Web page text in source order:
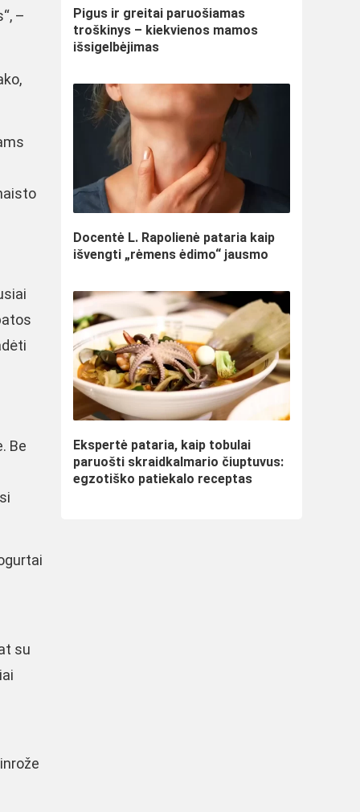
–
Be
su
Pigus ir greitai paruošiamas
troškinys – kiekvienos mamos
išsigelbėjimas
Docentė L. Rapolienė pataria kaip
išvengti „rėmens ėdimo“ jausmo
Ekspertė pataria, kaip tobulai
paruošti skraidkalmario čiuptuvus:
egzotiško patiekalo receptas